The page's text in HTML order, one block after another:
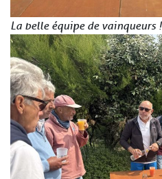
La belle équipe de vainqueurs !